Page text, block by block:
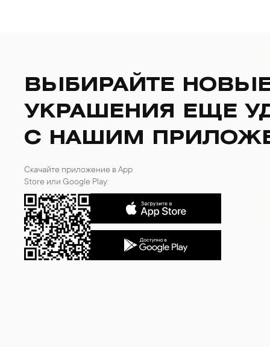
ВЫБИРАЙТЕ
УКРАШЕНИЯ ЕЩЕ
С НАШИМ
Скачайте приложение в App
Store или Google Play: